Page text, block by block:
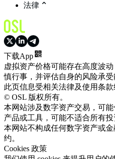
法律
下载App
虚拟资产价格可能存在高度波
慎行事，并评估自身的风险承受
此页信息受相关法律及使用条款
© OSL 版权所有。
本网站涉及数字资产交易，可
产品或工具，可能不适合所有投
本网站不构成任何数字资产或
约。
Cookies 政策